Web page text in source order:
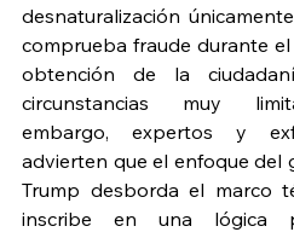
desnaturalización
comprueba fraude durante
obtención de la
circunstancias muy
embargo, expertos y
advierten que el enfoque del
Trump desborda el marco
inscribe en una lógica